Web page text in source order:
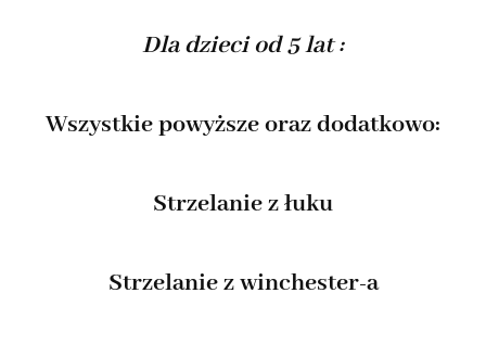
Dla dzieci od 5 lat :
Wszystkie powyższe oraz dodatkowo:
Strzelanie z łuku
Strzelanie z winchester-a